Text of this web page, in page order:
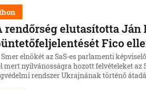
rendőrség elutasította Ján
Fico
Smer elnökét az SaS-es parlamenti
mert nyilvánosságra hozott felvételeket az
rendszer Ukrajnának történő